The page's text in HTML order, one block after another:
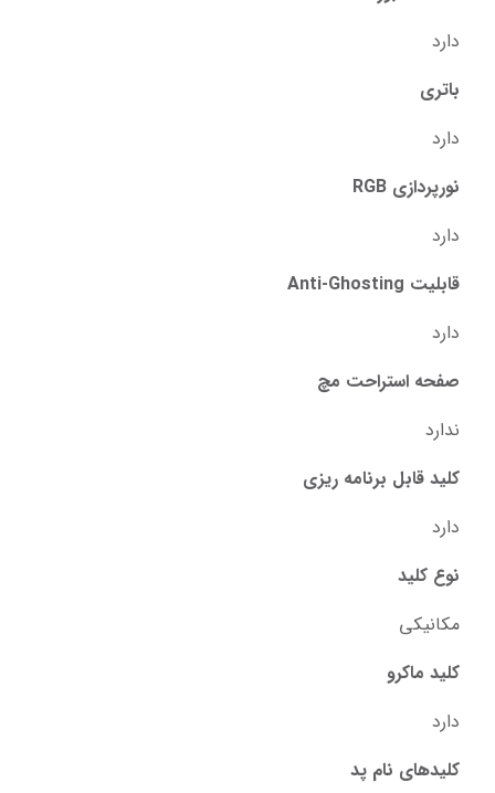
دارد
باتری
دارد
نورپردازی RGB
دارد
قابلیت Anti-Ghosting
دارد
صفحه استراحت مچ
ندارد
کلید قابل برنامه ریزی
دارد
نوع کلید
مکانیکی
کلید ماکرو
دارد
کلیدهای نام پد